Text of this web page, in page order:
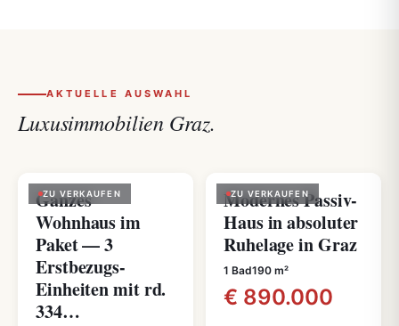
AKTUELLE AUSWAHL
Luxusimmobilien Graz.
ZU VERKAUFEN
Ganzes
Wohnhaus im
Paket — 3
Erstbezugs-
Einheiten mit rd.
334…
ZU VERKAUFEN
Modernes Passiv-
Haus in absoluter
Ruhelage in Graz
1 Bad190 m²
€ 890.000